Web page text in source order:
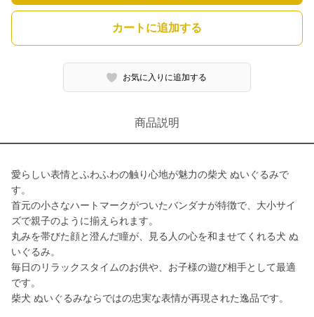
カートに追加する
お気に入りに追加する
商品説明
愛らしい表情とふわふわの触り心地が魅力の柴犬 ぬいぐるみで
す。
首元の小さなハートマークがついたバンダナが特徴で、大小サイ
ズで親子のように揃えられます。
丸みを帯びた顔と澄んだ瞳が、見る人の心を和ませてくれる犬 ぬ
いぐるみ。
毎日のリラックスタイムのお供や、お子様の遊び相手として最適
です。
柴犬 ぬいぐるみならではの忠実な表情が再現された逸品です。